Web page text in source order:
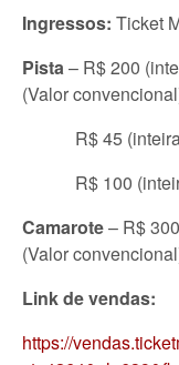
Ingressos: Ticket
Pista– R$ 200
(Valor
R$ 45 (inteira)
R$ 100 (inteira)
Camarote– R$
(Valor
Link de vendas:
https://